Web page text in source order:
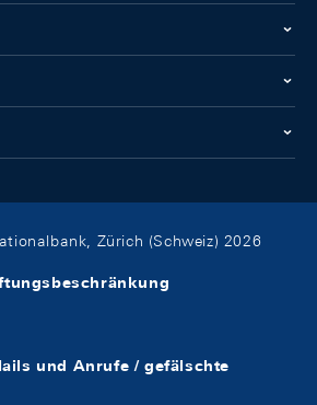
Zürich (Schweiz) 2026
und Anrufe / gefälschte